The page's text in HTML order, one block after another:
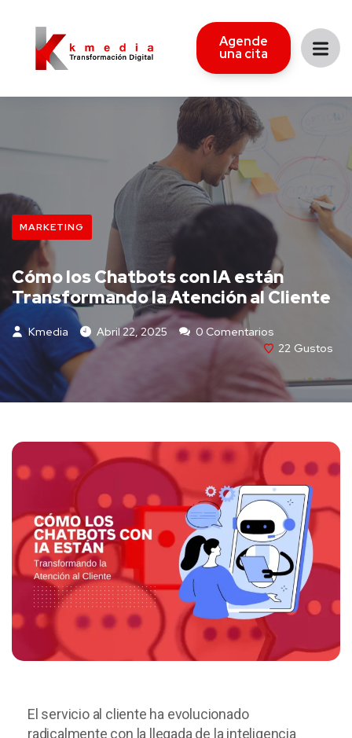
Agende
una cita
MARKETING
Cómo los Chatbots con IA están
Transformando la Atención al Cliente
Kmedia Abril 22, 2025
0 Comentarios
22 Gustos
El servicio al cliente ha evolucionado
radicalmente con la llegada de la inteligencia